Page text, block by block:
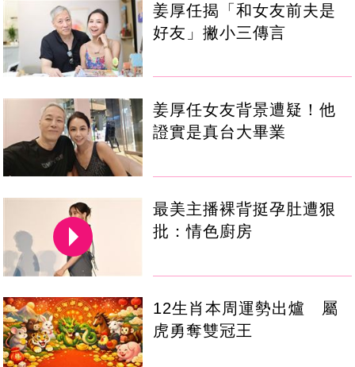
姜厚任揭「和女友前夫是
好友」撇小三傳言
姜厚任女友背景遭疑！他
證實是真台大畢業
最美主播裸背挺孕肚遭狠
批：情色廚房
12生肖本周運勢出爐 屬
虎勇奪雙冠王